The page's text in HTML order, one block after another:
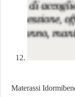
Materassi